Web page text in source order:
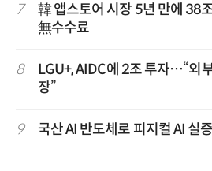
7
韓 앱스토어 시장 5년 만에 38
無수수료
8
LGU+, AIDC에 2조 투자…“외
장”
9 국산 AI 반도체로 피지컬 AI